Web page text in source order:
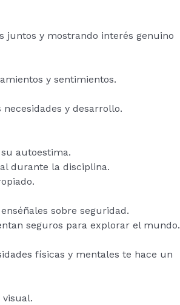
juntos y mostrando interés genuino
y sentimientos.
y desarrollo.
autoestima.
durante la disciplina.
sobre seguridad.
seguros para explorar el mundo.
físicas y mentales te hace un